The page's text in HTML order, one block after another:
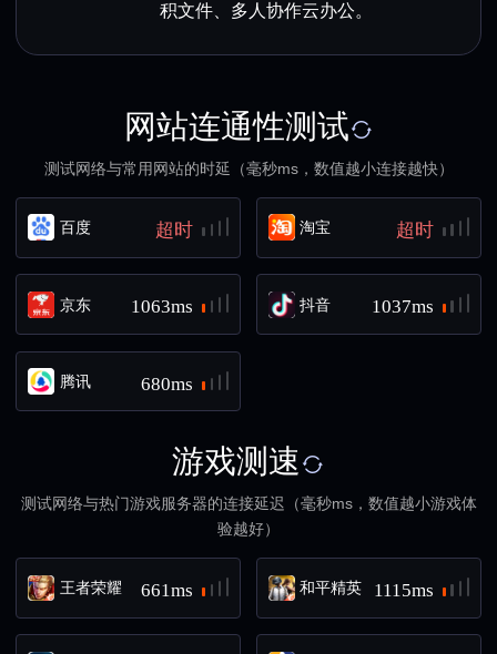
积文件、多人协作云办公。
网站连通性测试
测试网络与常用网站的时延（毫秒ms，数值越小连接越快）
百度 超时 淘宝 超时
京东 1063ms 抖音 1037ms
腾讯 680ms
游戏测速
测试网络与热门游戏服务器的连接延迟（毫秒ms，数值越小游戏体
验越好）
王者荣耀 661ms 和平精英 1115ms